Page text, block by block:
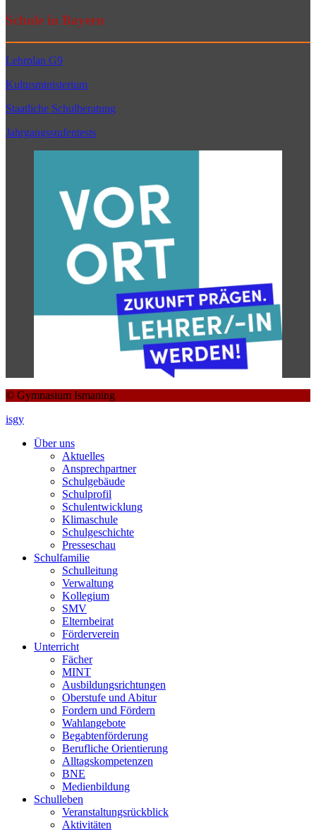
Schule in Bayern
Lehrplan G9
Kultusministerium
Staatliche Schulberatung
Jahrgangsstufentests
© Gymnasium Ismaning
isgy
Über uns
Aktuelles
Ansprechpartner
Schulgebäude
Schulprofil
Schulentwicklung
Klimaschule
Schulgeschichte
Presseschau
Schulfamilie
Schulleitung
Verwaltung
Kollegium
SMV
Elternbeirat
Förderverein
Unterricht
Fächer
MINT
Ausbildungsrichtungen
Oberstufe und Abitur
Fordern und Fördern
Wahlangebote
Begabtenförderung
Berufliche Orientierung
Alltagskompetenzen
BNE
Medienbildung
Schulleben
Veranstaltungsrückblick
Aktivitäten